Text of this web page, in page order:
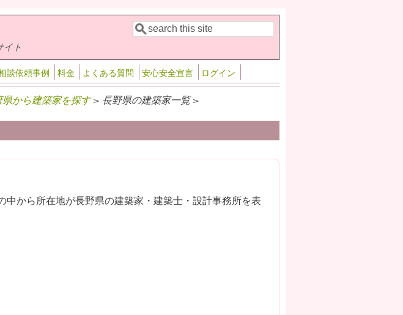
ト 検索フォーム
検索
談依頼事例 料金 よくある質問 安心安全宣言 ログイン
県から建築家を探す> 長野県の建築家一覧 >
中から所在地が長野県の建築家・建築士・設計事務所を表